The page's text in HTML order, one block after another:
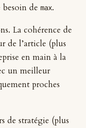
de max.
La cohérence de
de l’article (plus
en main à la
un meilleur
proches
de stratégie (plus